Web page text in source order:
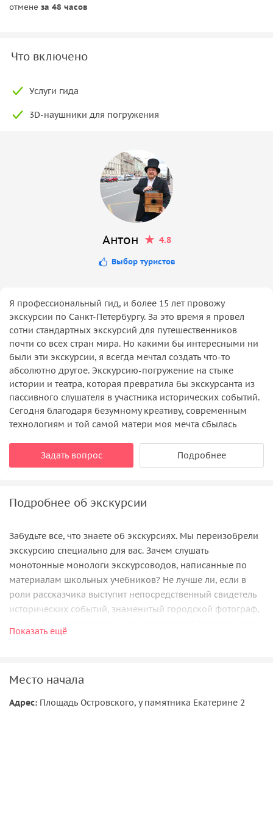
отмене за 48 часов
Что включено
Услуги гида
3D-наушники для погружения
Антон 4.8
Выбор туристов
Я профессиональный гид, и более 15 лет провожу
экскурсии по Санкт-Петербургу. За это время я провел
сотни стандартных экскурсий для путешественников
почти со всех стран мира. Но какими бы интересными ни
были эти экскурсии, я всегда мечтал создать что-то
абсолютно другое. Экскурсию-погружение на стыке
истории и театра, которая превратила бы экскурсанта из
пассивного слушателя в участника исторических событий.
Сегодня благодаря безумному креативу, современным
технологиям и той самой матери моя мечта сбылась
Задать вопрос Подробнее
Подробнее об экскурсии
Забудьте все, что знаете об экскурсиях. Мы переизобрели
экскурсию специально для вас. Зачем слушать
монотонные монологи экскурсоводов, написанные по
материалам школьных учебников? Не лучше ли, если в
роли рассказчика выступит непосредственный свидетель
исторических событий, знаменитый городской фотограф,
мы перенесемся в год триумфа Дома Романовых, а для
Показать ещё
Место начала
Адрес: Площадь Островского, у памятника Екатерине 2